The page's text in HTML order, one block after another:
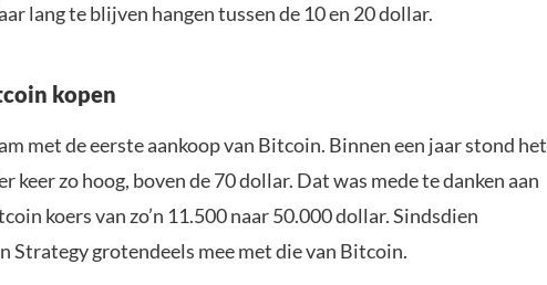
lang te blijven hangen tussen de 10 en 20 dollar.
kopen
met de eerste aankoop van Bitcoin. Binnen een jaar stond het
keer zo hoog, boven de 70 dollar. Dat was mede te danken aan
koers van zo’n 11.500 naar 50.000 dollar. Sindsdien
Strategy grotendeels mee met die van Bitcoin.